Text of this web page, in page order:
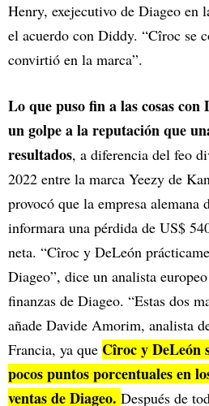
Henry, exejecutivo de Diageo en
el acuerdo con Diddy. “Cîroc
convirtió en la marca”.
Lo que puso fin a las cosas con
un golpe a la reputación que
resultados, a diferencia del feo
2022 entre la marca Yeezy de
provocó que la empresa alemana
informara una pérdida de US$
neta. “Cîroc y DeLeón
Diageo”, dice un analista
finanzas de Diageo. “Estas dos
añade Davide Amorim, analista
Francia, ya que Cîroc y DeLeón
pocos puntos porcentuales en
ventas de Diageo. Después de